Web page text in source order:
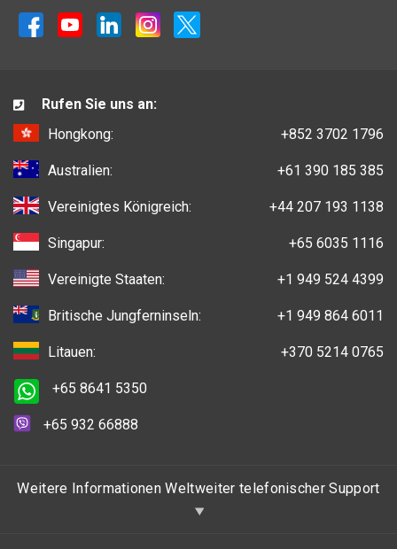
Rufen Sie uns an:
Hongkong:
+852 3702 1796
Australien: +61 390 185 385
Vereinigtes Königreich: +44 207 193 1138
Singapur: +65 6035 1116
Vereinigte Staaten: +1 949 524 4399
Britische Jungferninseln: +1 949 864 6011
Litauen: +370 5214 0765
+65 8641 5350
+65 932 66888
Weitere Informationen Weltweiter telefonischer Support